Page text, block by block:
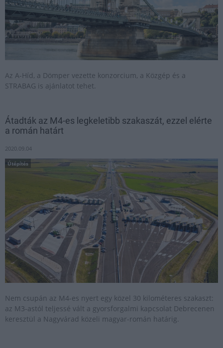
Az A-Híd, a Dömper vezette konzorcium, a Közgép és a
STRABAG is ajánlatot tehet.
Átadták az M4-es legkeletibb szakaszát, ezzel elérte
a román határt
2020.09.04
Útépítés
Nem csupán az M4-es nyert egy közel 30 kilométeres szakaszt:
az M3-astól teljessé vált a gyorsforgalmi kapcsolat Debrecenen
keresztül a Nagyvárad közeli magyar-román határig.